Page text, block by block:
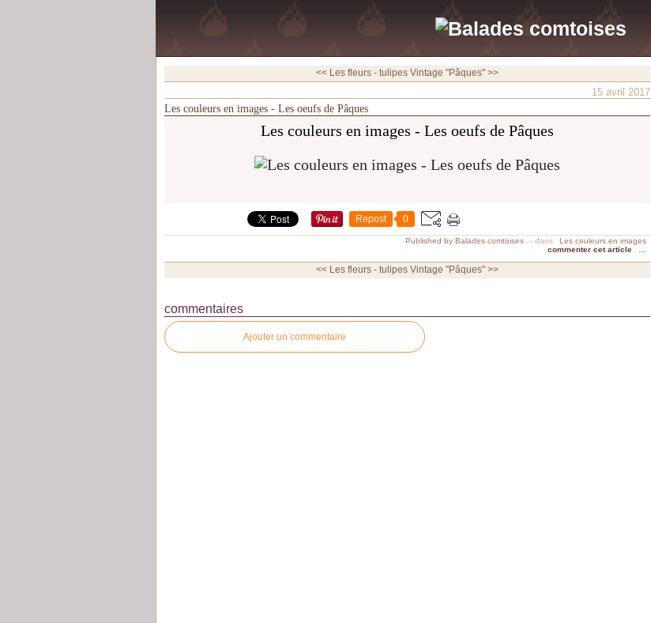
<< Les fleurs - tulipes Vintage "Pâques" >>
15 avril 2017
Les couleurs en images - Les oeufs de Pâques
Les couleurs en images - Les oeufs de Pâques
Repost 0
Published by Balades comtoises - dans
Les couleurs en images
commenter cet article
<< Les fleurs - tulipes Vintage "Pâques" >>
commentaires
Ajouter un commentaire